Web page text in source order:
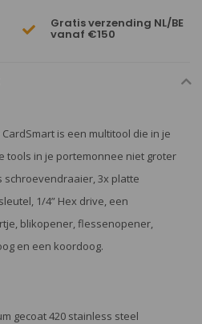
Gratis verzending NL/BE
vanaf €150
is een multitool die in je
tools in je portemonnee niet groter
schroevendraaier, 3x platte
1/4” Hex drive, een
blikopener, flessenopener,
en een koordoog.
gecoat 420 stainless steel